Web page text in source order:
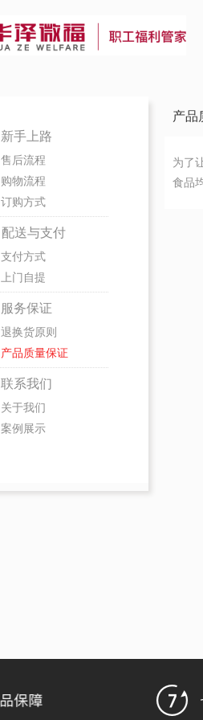
新手上路
售后流程
购物流程
订购方式
配送与支付
支付方式
上门自提
服务保证
退换货原则
产品质量保证
联系我们
关于我们
案例展示
产品
为了
食品